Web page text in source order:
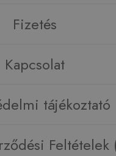
Fizetés
Kapcsolat
tájékoztató
Feltételek